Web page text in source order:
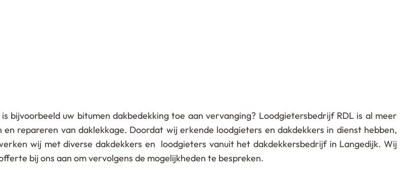
bijvoorbeeld uw bitumen dakbedekking toe aan vervanging? Loodgietersbedrijf RDL is al meer
repareren van daklekkage. Doordat wij erkende loodgieters en dakdekkers in dienst hebben,
wij met diverse dakdekkers en loodgieters vanuit het dakdekkersbedrijf in Langedijk. Wij
bij ons aan om vervolgens de mogelijkheden te bespreken.